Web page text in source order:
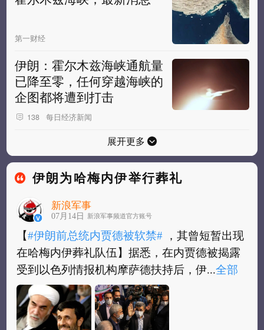
第一财经
伊朗：霍尔木兹海峡通航量
已降至零，任何穿越海峡的
企图都将遭到打击
138 每日经济新闻
展开更多
伊朗为哈梅内伊举行葬礼
新浪军事
07月14日 新浪军事频道官方账号
【#伊朗前总统内贾德被软禁# ，其曾短暂出现
在哈梅内伊葬礼队伍】据悉，在内贾德被揭露
受到以色列情报机构摩萨德扶持后，伊...全部
【#伊朗前总统内贾德被软禁#，其曾短暂出现
在哈梅内伊葬礼队伍】据悉，在内贾德被揭露
受到以色列情报机构摩萨德扶持后，伊朗...